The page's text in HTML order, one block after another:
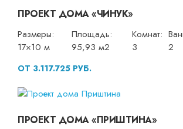
ПРОЕКТ ДОМА «ЧИНУК»
Размеры:
17×10 м
Площадь:
95,93 м2
Комнат:
3
2
ОТ 3.117.725 РУБ.
ПРОЕКТ ДОМА «ПРИШТИНА»